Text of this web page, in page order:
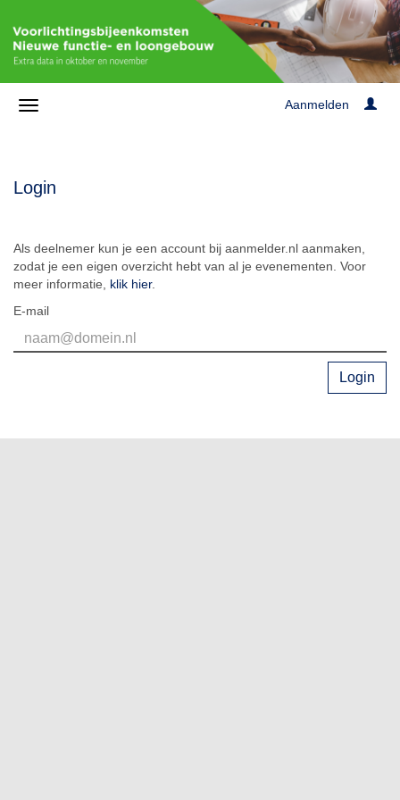
Aanmelden
Login
Als deelnemer kun je een account bij aanmelder.nl aanmaken,
zodat je een eigen overzicht hebt van al je evenementen. Voor
meer informatie, klik hier.
E-mail
Login